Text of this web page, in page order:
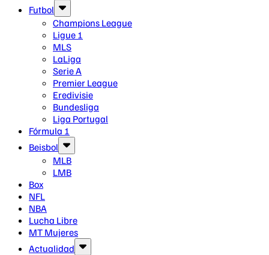
Futbol
Champions League
Ligue 1
MLS
LaLiga
Serie A
Premier League
Eredivisie
Bundesliga
Liga Portugal
Fórmula 1
Beisbol
MLB
LMB
Box
NFL
NBA
Lucha Libre
MT Mujeres
Actualidad